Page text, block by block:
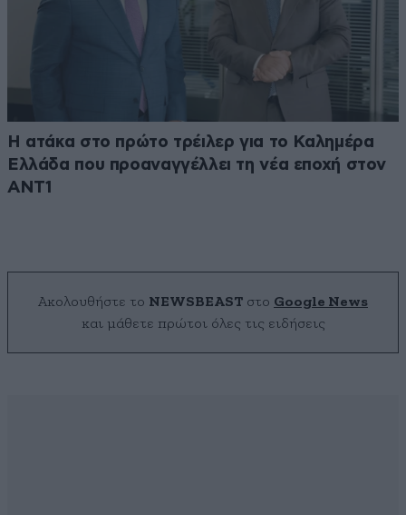
Η ατάκα στο πρώτο τρέιλερ για το Καλημέρα
Ελλάδα που προαναγγέλλει τη νέα εποχή στον
ΑΝΤ1
Ακολουθήστε το NEWSBEAST στο Google News
και μάθετε πρώτοι όλες τις ειδήσεις